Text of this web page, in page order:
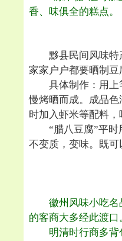
香、味俱全的糕点。
黟县民间风味特产
家家户户都要晒制
具体制作：用上等
慢烤晒而成。成品
时加入虾米等配料
“腊八豆腐”平时
不变质，变味。既
徽州风味小吃名品
的客商大多经此渡口
明清时行商多背